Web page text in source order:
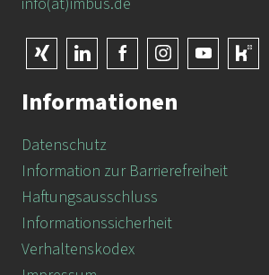
Informationen
Datenschutz
Information zur Barrierefreiheit
Haftungsausschluss
Informationssicherheit
Verhaltenskodex